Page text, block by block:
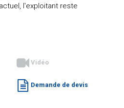
l'exploitant reste
Vidéo
Demande de devis